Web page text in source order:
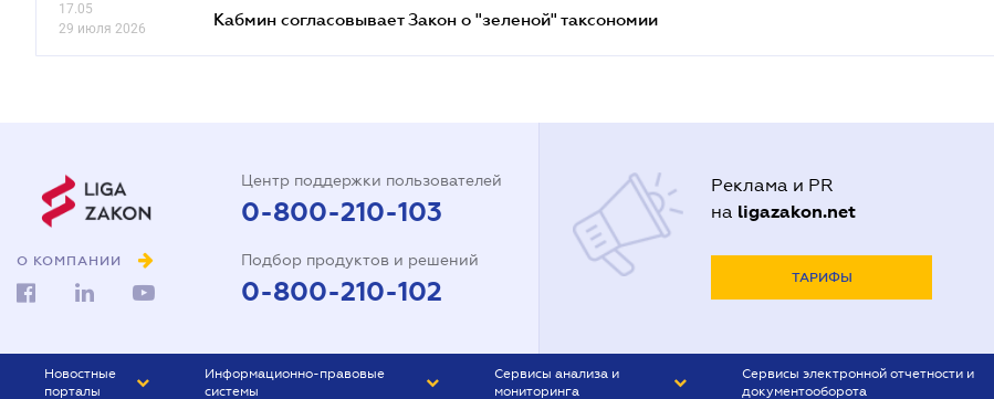
17.05
29 июля 2026
Кабмин согласовывает Закон о "зеленой" таксономии
О КОМПАНИИ
Центр поддержки пользователей
0-800-210-103
Подбор продуктов и решений
0-800-210-102
Реклама и PR
на ligazakon.net
ТАРИФЫ
Новостные
порталы
Информационно-правовые
системы
Сервисы анализа и
мониторинга
Сервисы электронной отчетности и
документооборота